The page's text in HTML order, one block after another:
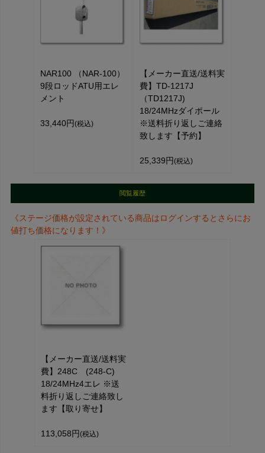
NAR100 （NAR-100）
9段ロッドATU用エレ
メント
33,440円 (税込)
【メーカー直送/送料実
費】TD-1217J
（TD1217J)
18/24MHzダイポール
※送料折り返しご連絡
致します【予約】
25,339円 (税込)
閲覧履歴
《ステージ価格が設定されている商品はログインするとさらにお
値打ち価格になります！》
【メーカー直送/送料実
費】248C (248-C)
18/24MHz4エレ ※送
料折り返しご連絡致し
ます【取り寄せ】
113,058円 (税込)